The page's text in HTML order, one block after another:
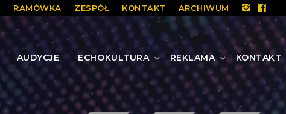
RAMÓWKA ZESPÓŁ KONTAKT ARCHIWUM
AUDYCJE ECHOKULTURA REKLAMA KONTAKT